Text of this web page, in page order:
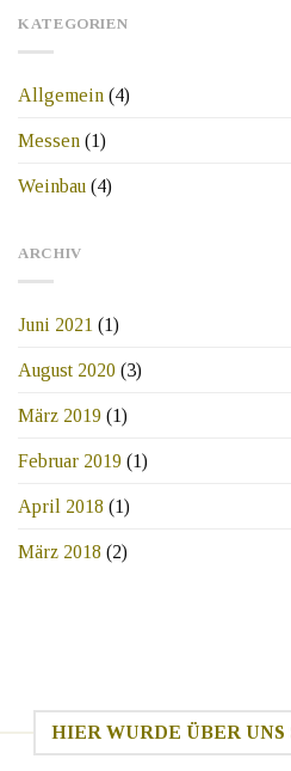
KATEGORIEN
Allgemein (4)
Messen (1)
Weinbau (4)
ARCHIV
Juni 2021 (1)
August 2020 (3)
März 2019 (1)
Februar 2019 (1)
April 2018 (1)
März 2018 (2)
HIER WURDE ÜBER